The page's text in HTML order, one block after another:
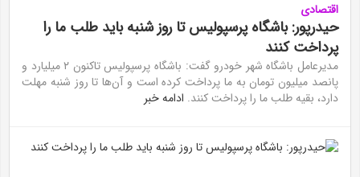
اقتصادی
حیدرپور: باشگاه پرسپولیس تا روز شنبه باید طلب ما را
پرداخت کنند
مدیرعامل باشگاه شهر خودرو گفت: باشگاه پرسپولیس تاکنون ۲ میلیارد و
پانصد میلیون تومان به ما پرداخت کرده است و آن‌ها تا روز شنبه مهلت
دارد، بقیه طلب ما را پرداخت کنند. ادامه خبر